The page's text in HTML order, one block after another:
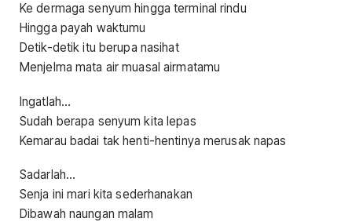
Ke dermaga senyum hingga terminal rindu
Hingga payah waktumu
Detik-detik itu berupa nasihat
Menjelma mata air muasal airmatamu
Ingatlah…
Sudah berapa senyum kita lepas
Kemarau badai tak henti-hentinya merusak napas
Sadarlah…
Senja ini mari kita sederhanakan
Dibawah naungan malam